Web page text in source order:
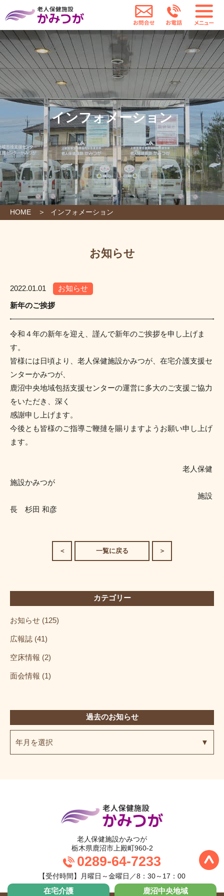
老人保健施設かみつが お問合せ お電話
在宅介護 鹿沼中央地域
インフォメーション
HOME インフォメーション
お知らせ
2022.01.01
お知らせ
新年のご挨拶
令和４年の新年を迎え、謹んで新年のご挨拶を申し上げま
す。
皆様には日頃より、老人保健施設かみつが、在宅介護支援セ
ンターかみつが、
鹿沼中央地域包括支援センターの運営に多大のご支援ご協力
をいただき、深く
感謝申し上げます。
今後とも皆様のご指導ご鞭撻を賜りますようお願い申し上げ
ます。
老人保健
施設かみつが
施設
長 杉田 和彦
＜ 一覧に戻る ＞
カテゴリー
お知らせ (125)
広報誌 (41)
空床情報 (2)
面会情報 (1)
過去のお知らせ
年月を選択
老人保健施設かみつが
栃木県鹿沼市上殿町960-2
0289-64-7233
【受付時間】月曜日～金曜日／8：30～17：00